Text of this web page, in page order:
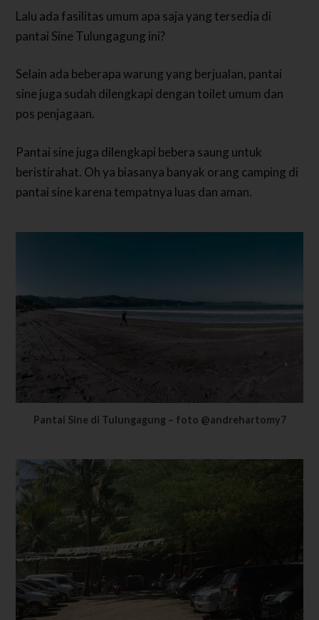
Lalu ada fasilitas umum apa saja yang tersedia di
pantai Sine Tulungagung ini?
Selain ada beberapa warung yang berjualan, pantai
sine juga sudah dilengkapi dengan toilet umum dan
pos penjagaan.
Pantai sine juga dilengkapi bebera saung untuk
beristirahat. Oh ya biasanya banyak orang camping di
pantai sine karena tempatnya luas dan aman.
Pantai Sine di Tulungagung – foto @andrehartomy7